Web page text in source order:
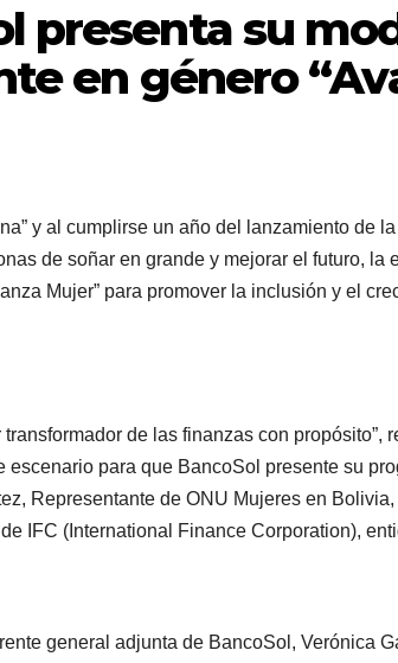
presenta su
en género
y al cumplirse un año del lanzamiento de
de soñar en grande y mejorar el futuro,
Mujer” para promover la inclusión y el
transformador de las finanzas con
escenario para que BancoSol presente su
Representante de ONU Mujeres en
IFC (International Finance Corporation),
general adjunta de BancoSol, Verónica